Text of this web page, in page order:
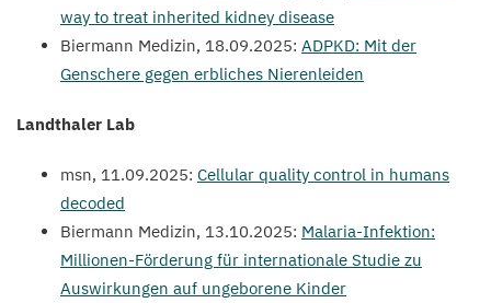
way to treat inherited kidney disease
Biermann Medizin, 18.09.2025: ADPKD: Mit der
Genschere gegen erbliches Nierenleiden
Landthaler Lab
msn, 11.09.2025: Cellular quality control in humans
decoded
Biermann Medizin, 13.10.2025: Malaria-Infektion:
Millionen-Förderung für internationale Studie zu
Auswirkungen auf ungeborene Kinder